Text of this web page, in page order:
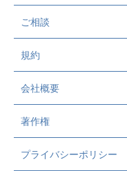
ご相談
規約
会社概要
著作権
プライバシーポリシー